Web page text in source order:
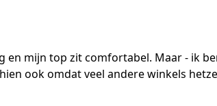
en mijn top zit comfortabel. Maar - ik
ook omdat veel andere winkels